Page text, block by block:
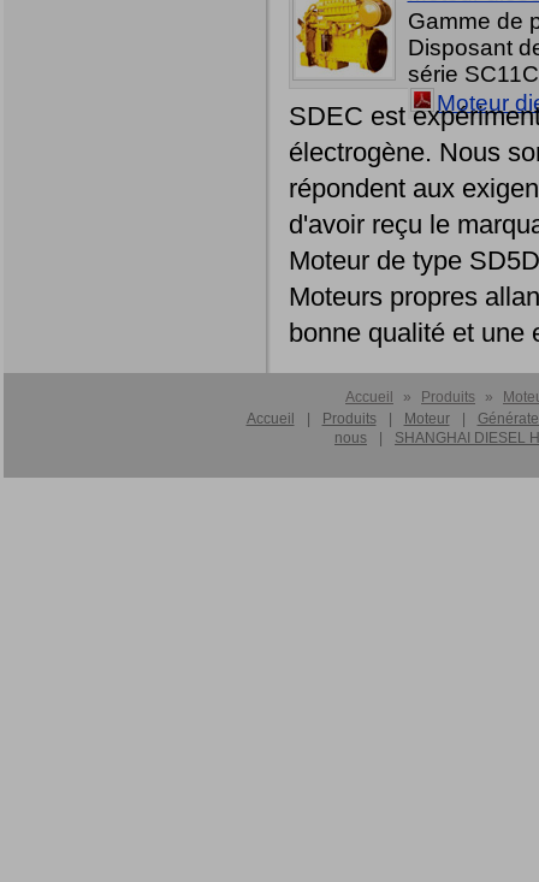
Gamme de
Disposant
série
Moteur
SDEC est
électrogène. Nous
répondent aux
d'avoir reçu le
Moteur de type
Moteurs propres
bonne qualité et une
Accueil » Produits »
Accueil
Produits Moteur
nous
SHANGHAI DIESEL